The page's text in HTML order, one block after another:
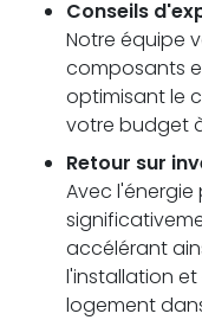
Conseils
Notre équipe
composants
optimisant le
votre budget
Retour sur
Avec
accélérant
l'installation
logement